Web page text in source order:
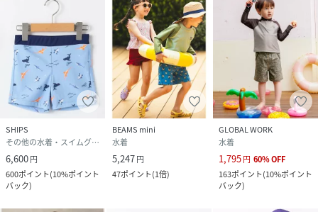
性別タイプ キッズ
原産国 中国
素材
【ラッシュガード】 ナイロン82％、 ポリウレタ
ン18％、 【ショーツ】本体: ポリエステル
94％、 ポリウレタン6％、 別布: ポリエステル
100％
サイズ 110、120、130、140、150
品番
RW9268_518840020
SHIPS
その他の水着・スイムグッズ
6,600円
600ポイント(10%ポイント
バック)
BEAMS mini
水着
5,247円
47ポイント(1倍)
GLOBAL WORK
水着
1,795円 60%OFF
163ポイント(10%ポイント
バック)